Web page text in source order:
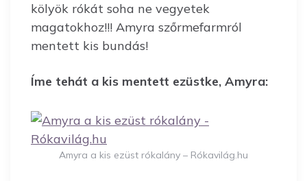
kölyök rókát soha ne vegyetek
magatokhoz!!! Amyra szőrmefarmról
mentett kis bundás!
Íme tehát a kis mentett ezüstke, Amyra:
Amyra a kis ezüst rókalány – Rókavilág.hu